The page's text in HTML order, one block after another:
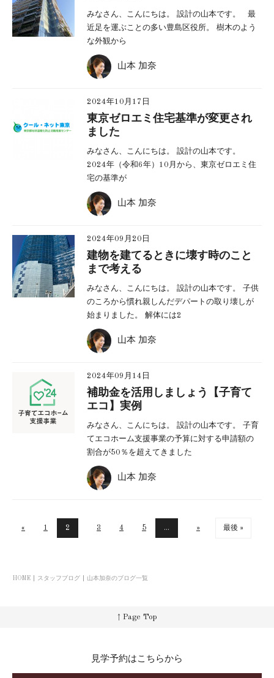
みなさん、こんにちは。 設計の山本です。 最
近足を運ぶことの多い豊島区役所。 樹木のよう
な外観から
山本 加奈
2024年10月17日
東京ゼロエミ住宅基準が変更され
ました
みなさん、こんにちは。 設計の山本です。
2024年（令和6年）10月から、東京ゼロエミ住
宅の基準が
山本 加奈
2024年09月20日
建物を建てるときに壊す時のこと
まで考える
みなさん、こんにちは。 設計の山本です。 子供
のころから慣れ親しんだデパートの取り壊しが
始まりました。 解体には2
山本 加奈
2024年09月14日
補助金を活用しましょう【子育て
エコ】実例
みなさん、こんにちは。 設計の山本です。 子育
てエコホーム支援事業の予算に対する申請額の
割合が50％を超えてきました
山本 加奈
« 1 2 3 4 5 ... » 最後 »
HOME スタッフブログ 山本加奈のブログ一覧
↑ Page Top
見学予約はこちらから